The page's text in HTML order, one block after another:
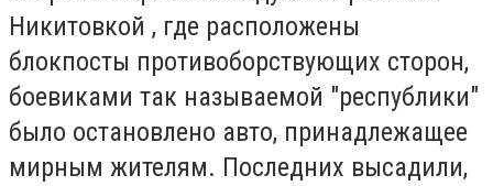
Никитовкой , где расположены
блокпосты противоборствующих сторон,
боевиками так называемой "республики"
было остановлено авто, принадлежащее
мирным жителям. Последних высадили,